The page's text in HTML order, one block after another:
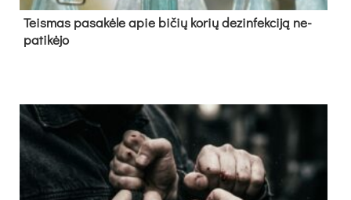
Teis­mas pa­sa­kė­le apie bi­čių ko­rių de­zin­fek­ci­ją ne­
pa­ti­kė­jo